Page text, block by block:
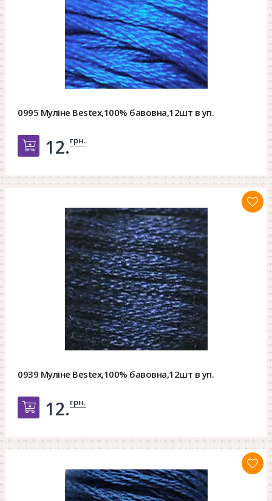
0995 Муліне Bestex,100% бавовна,12шт в уп.
Добавить в корзину
12.грн.
0939 Муліне Bestex,100% бавовна,12шт в уп.
Добавить в корзину
12.грн.